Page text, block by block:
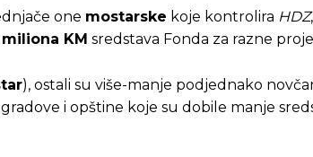
Pusti
Pusti
one mostarske koje kontrolira HDZ
miliona KM sredstava Fonda za razne
), ostali su više-manje podjednako
gradove i opštine koje su dobile manje